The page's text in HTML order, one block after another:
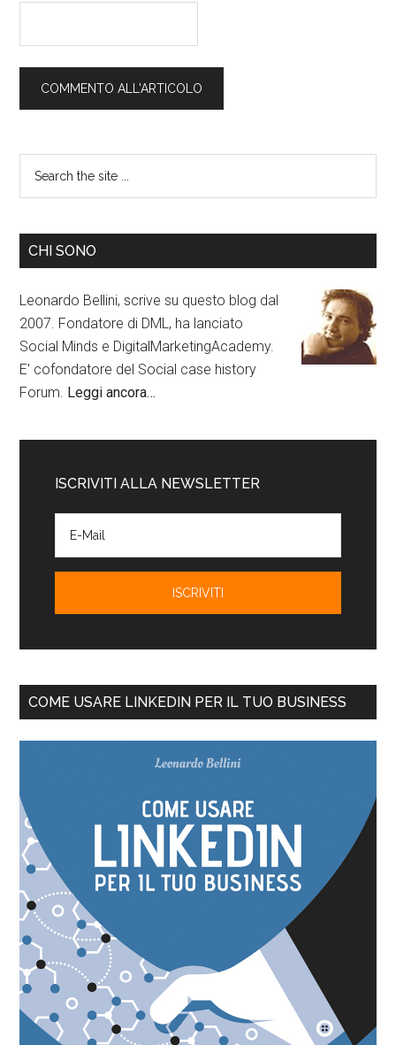
CHI SONO
Leonardo Bellini, scrive su questo blog dal
2007. Fondatore di DML, ha lanciato
Social Minds e DigitalMarketingAcademy.
E' cofondatore del Social case history
Forum. Leggi ancora…
ISCRIVITI ALLA NEWSLETTER
COME USARE LINKEDIN PER IL TUO BUSINESS